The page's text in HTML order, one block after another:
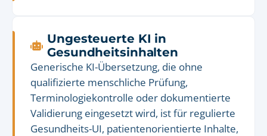
Ungesteuerte KI in
Gesundheitsinhalten
Generische KI-Übersetzung, die ohne
qualifizierte menschliche Prüfung,
Terminologiekontrolle oder dokumentierte
Validierung eingesetzt wird, ist für regulierte
Gesundheits-UI, patientenorientierte Inhalte,